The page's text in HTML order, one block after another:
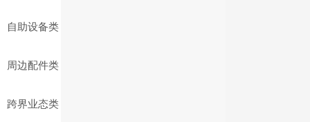
自助设备类
周边配件类
跨界业态类